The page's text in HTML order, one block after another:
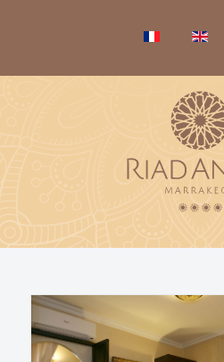
Seleziona la tua lingua